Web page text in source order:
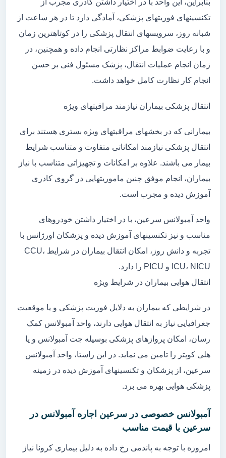
بنابراین، این واحد با در اختیار داشتن کادری مجرب از
تکنسینهای فوریتهای پزشکی، آمادگی دارد تا در هر ساعت از
شبانه روز، سرویسهای انتقال پزشکی را در کوتاهترین زمان
و با رعایت ضوابط مراکز نظارتی انجام داده و همچنین، در
زمان انجام عملیات انتقال، پزشک مسئول فنی بر حسن
انجام کار نظارت کامل خواهد داشت.
انتقال پزشکی بیماران نیازمند مراقبتهای ویژه
بیمارانی که در بخشهای مراقبتهای ویژه بستری هستند برای
انتقال پزشکی نیازمند امکاناتی متفاوت و متناسب شرایط
بیمار می باشند. علاوه بر امکانات و تجهیزاتی متناسب با نیاز
بیماران، انجام موفق چنین ماموریتهایی در گروی کادری
آموزش دیده و مجرب است.
واحد آمبولانس سرعین، با در اختیار داشتن خودروهای
مناسب و نیز تکنسینهای آموزش دیده و پزشکان اورژانس با
تجربه و دانش روز، امکان انتقال بیماران در شرایط CCU،
ICU، NICU و PICU را دارد.
انتقال هوایی بیماران در شرایط ویژه
در شرایطی که بیماران به دلایل فوریت پزشکی و یا موقعیت
جغرافیایی نیاز به انتقال هوایی دارند، واحد آمبولانس کمک
رسان، امکان پروازهای پزشکی بوسیله جت آمبولانس و یا
هلی کوپتر را تامین می نماید. در این راستا، واحد آمبولانس
سرعین، از پزشکان و تکنسینهای آموزش دیده در زمینه
پزشکی هوایی بهره می برد.
آمبولانس خصوصی در سرعین اجاره آمبولانس در
سرعین با قیمت مناسب
امروزه با توجه به پاندمی رخ داده به دلیل بیماری کرونا نیاز